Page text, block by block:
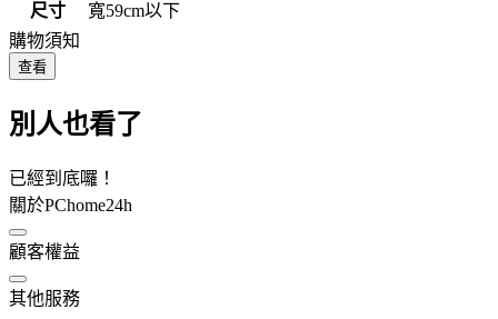
尺寸
寬59cm以下
購物須知
查看
別人也看了
已經到底囉！
關於PChome24h
顧客權益
其他服務